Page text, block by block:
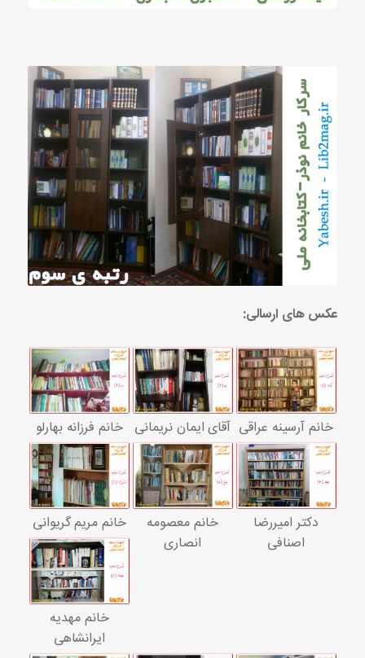
عکس های ارسالی:
خانم آرسینه عراقی آقای ایمان نریمانی خانم فرزانه بهارلو
دکتر امیررضا
اصنافی
خانم معصومه
انصاری
خانم مریم گریوانی
خانم مهدیه
ایرانشاهی